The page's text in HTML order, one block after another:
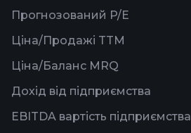
Прогнозований P/E
Ціна/Продажі TTM
Ціна/Баланс MRQ
Дохід від підприємства
EBITDA вартість підприємства